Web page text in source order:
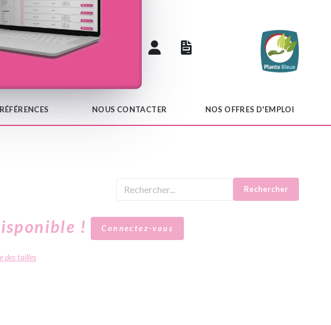
Notre catalogue
NOUS CONTACTER NOS OFFRES D'EMPLOI
Rechercher
! Connectez-vous
des tailles